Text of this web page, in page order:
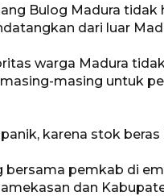
Bulog Madura
dari luar
warga Madura
masing untuk
karena stok
bersama pemkab di
dan